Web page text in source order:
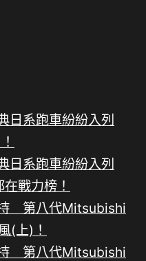
系跑車紛紛入列
系跑車紛紛入列
戰力榜！
第八代Mitsubishi
(上)！
第八代Mitsubishi